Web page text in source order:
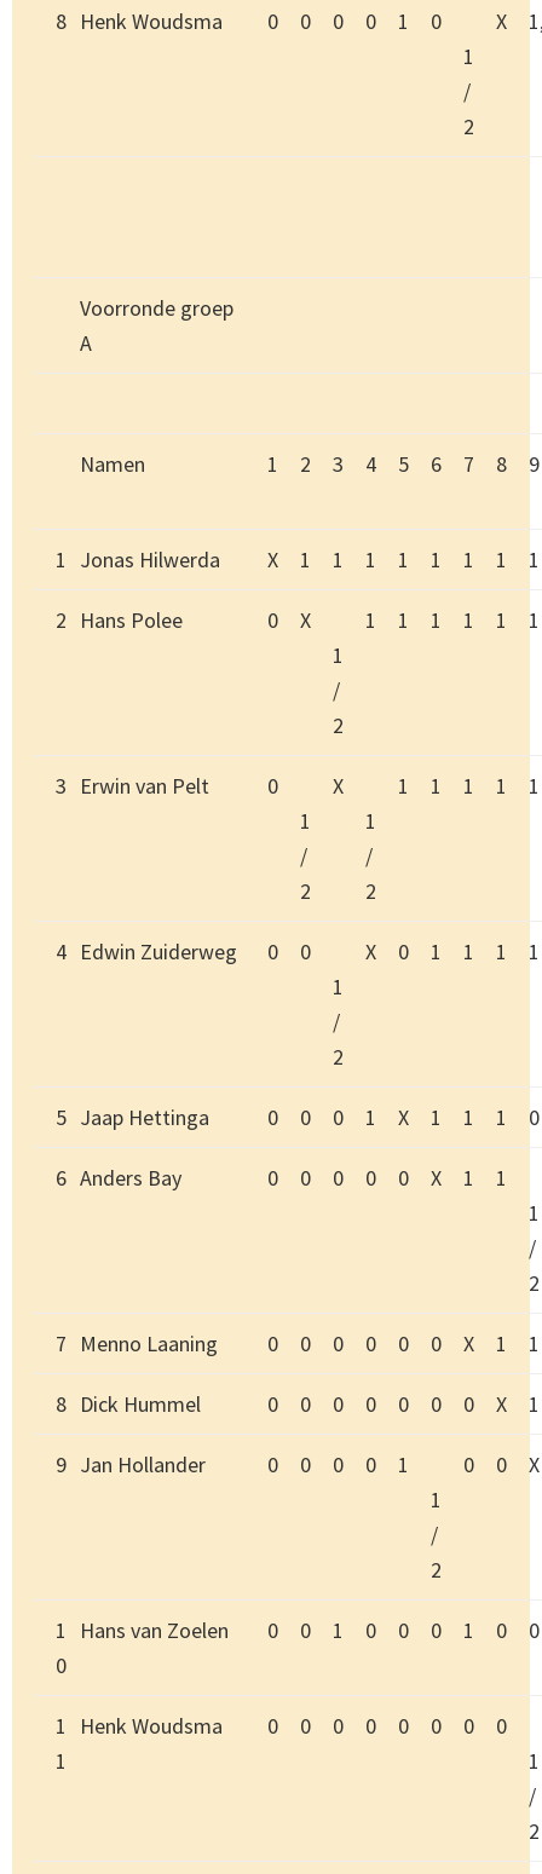
8 Henk Woudsma 0 0 0 0 1
0
1
/
2
X
Voorronde groep
A
Namen 1 2 3 4 5 6 7 8 9
1 Jonas Hilwerda X 1 1 1 1 1 1 1 1
2 Hans Polee 0
X
1
/
2
1 1 1 1 1 1
3 Erwin van Pelt
0
1
/
2
X
1
/
2
1 1 1 1 1
4 Edwin Zuiderweg 0
0
1
/
2
X 0 1 1 1 1
5 Jaap Hettinga 0 0 0 1 X 1 1 1 0
6 Anders Bay 0 0 0 0 0 X 1
1
1
/
2
7 Menno Laaning 0 0 0 0 0 0 X 1 1
8 Dick Hummel 0 0 0 0 0 0 0 X 1
9 Jan Hollander 0 0 0 0
1
1
/
2
0 0 X
1
0
Hans van Zoelen 0 0 1 0 0 0 1 0 0
1
1
Henk Woudsma 0 0 0 0 0 0 0
0
1
/
2